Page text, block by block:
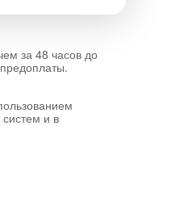
за 48 часов до
и в